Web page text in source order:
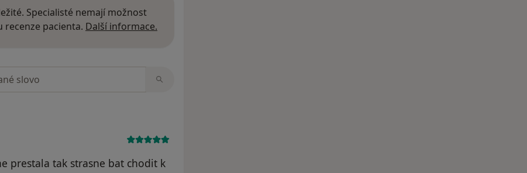
Specialisté nemají možnost
pacienta. Další informace.
prestala tak strasne bat chodit k